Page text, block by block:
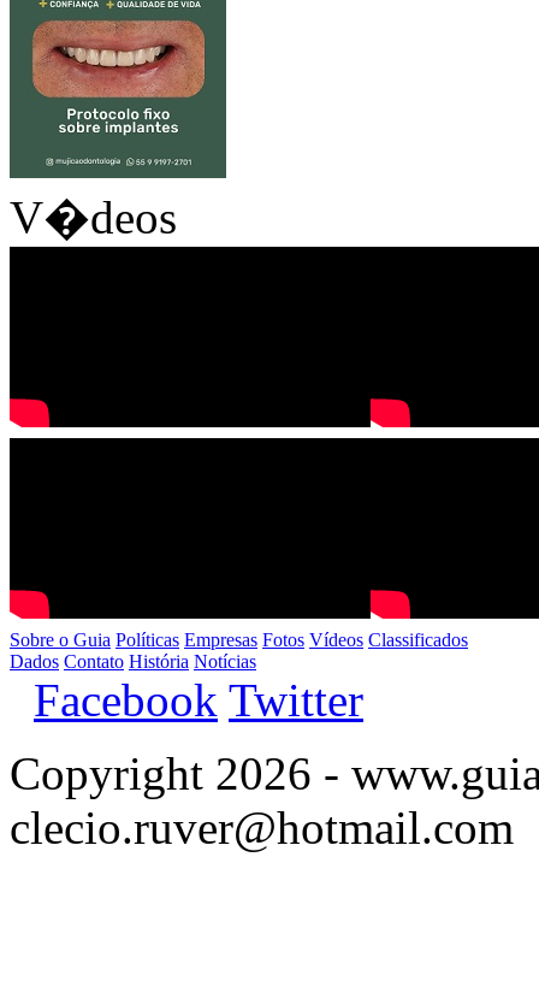
V�deos
Sobre o Guia Políticas Empresas Fotos Vídeos Classificados
Dados Contato História Notícias
Facebook Twitter
Copyright 2026 -
clecio.ruver@hotmail.com